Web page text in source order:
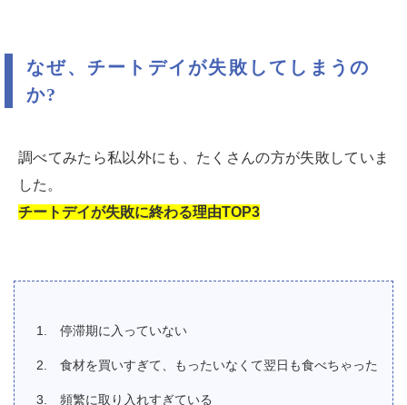
なぜ、チートデイが失敗してしまうの
か?
調べてみたら私以外にも、たくさんの方が失敗していま
した。
チートデイが失敗に終わる理由TOP3
停滞期に入っていない
食材を買いすぎて、もったいなくて翌日も食べちゃった
頻繁に取り入れすぎている